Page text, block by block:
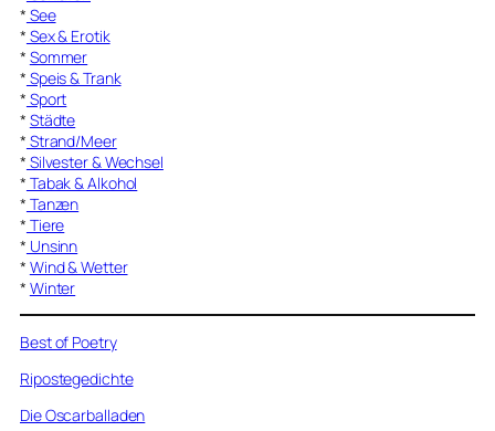
* See
* Sex & Erotik
* Sommer
* Speis & Trank
* Sport
* Städte
* Strand/Meer
* Silvester & Wechsel
* Tabak & Alkohol
* Tanzen
* Tiere
* Unsinn
* Wind & Wetter
* Winter
Best of Poetry
Ripostegedichte
Die Oscarballaden